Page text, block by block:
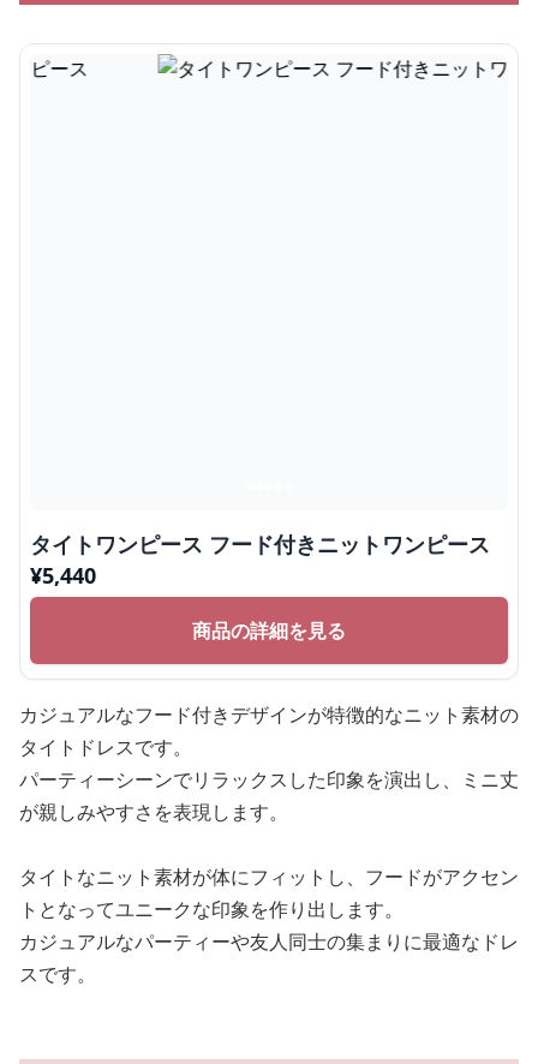
タイトワンピース フード付きニットワンピース
¥5,440
商品の詳細を見る
カジュアルなフード付きデザインが特徴的なニット素材の
タイトドレスです。
パーティーシーンでリラックスした印象を演出し、ミニ丈
が親しみやすさを表現します。
タイトなニット素材が体にフィットし、フードがアクセン
トとなってユニークな印象を作り出します。
カジュアルなパーティーや友人同士の集まりに最適なドレ
スです。